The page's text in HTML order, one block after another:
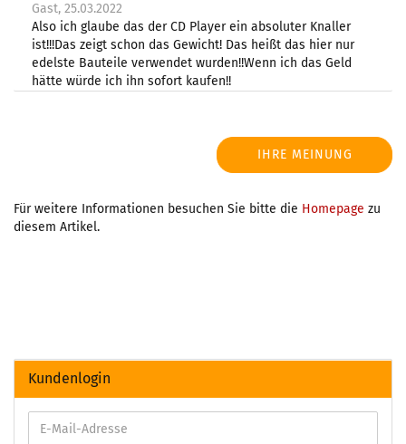
Gast, 25.03.2022
Also ich glaube das der CD Player ein absoluter Knaller
ist!!!Das zeigt schon das Gewicht! Das heißt das hier nur
edelste Bauteile verwendet wurden!!Wenn ich das Geld
hätte würde ich ihn sofort kaufen!!
IHRE MEINUNG
Für weitere Informationen besuchen Sie bitte die Homepage zu
diesem Artikel.
Kundenlogin